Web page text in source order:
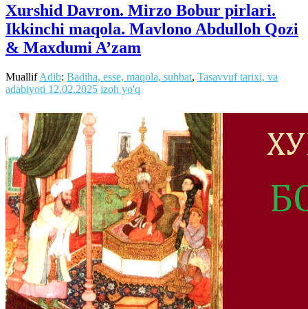
Xurshid Davron. Mirzo Bobur pirlari.
Ikkinchi maqola. Mavlono Abdulloh Qozi
& Maxdumi A’zam
MuallifAdib: Badiha, esse, maqola, suhbat, Tasavvuf tarixi, va
adabiyoti 12.02.2025 izoh yo'q